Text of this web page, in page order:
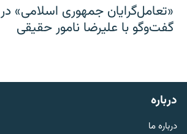
«تعامل‌گرایان جمهوری اسلامی» در
گفت‌وگو با علیرضا نامور حقیقی
درباره
درباره ما